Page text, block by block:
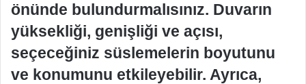
önünde bulundurmalısınız. Duvarın
yüksekliği, genişliği ve açısı,
seçeceğiniz süslemelerin boyutunu
ve konumunu etkileyebilir. Ayrıca,